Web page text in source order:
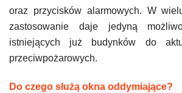
oraz przycisków alarmowych. W
zastosowanie daje jedyną
istniejących już budynków do
przeciwpożarowych.
Do czego służą okna oddymiające?